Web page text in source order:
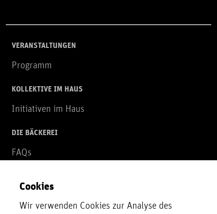
VERANSTALTUNGEN
Programm
KOLLEKTIVE IM HAUS
Initiativen im Haus
DIE BÄCKEREI
FAQs
NEWSLETTER
Zur Newsletter Anmeldung
Cookies
Wir verwenden Cookies zur Analyse des